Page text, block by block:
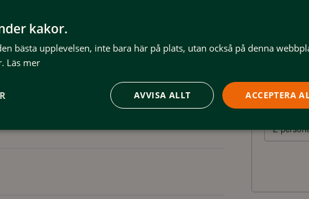
sovrum, allrum/kök samt 2
31
Valbart
2
kakor.
bästa upplevelsen, inte bara här på plats, utan också på denna
Läs mer
ACCEPTERA
AVVISA ALLT